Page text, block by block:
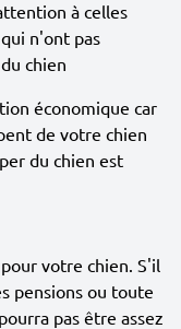
à celles
n'ont pas
chien
économique car
de votre chien
du chien est
votre chien. S'il
pensions ou toute
pas être assez